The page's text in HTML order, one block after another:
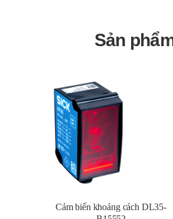
Sản
Cảm biến khoảng cách DL35-